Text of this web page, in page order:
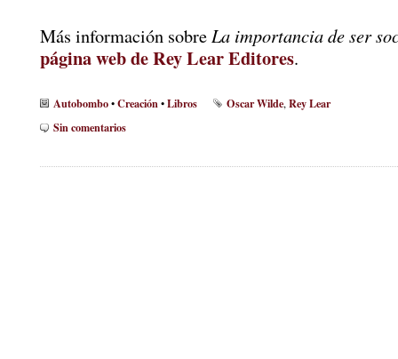
Más información sobre La importancia de ser
página web de Rey Lear Editores.
Autobombo•Creación•Libros Oscar Wilde, Rey Lear
Sin comentarios